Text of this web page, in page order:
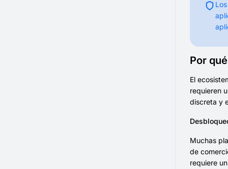
Por
El
requieren
discreta y
Muchas
de
requiere